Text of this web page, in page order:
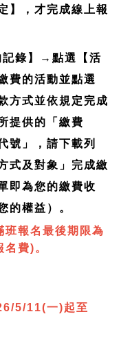
】，才完成線上報
記錄】→點選【活
費的活動並點選
方式並依規定完成
提供的「繳費
號」，請下載列
式及對象」完成繳
即為您的繳費收
的權益）。
報名最後期限為
費)。
5/11(一)起至